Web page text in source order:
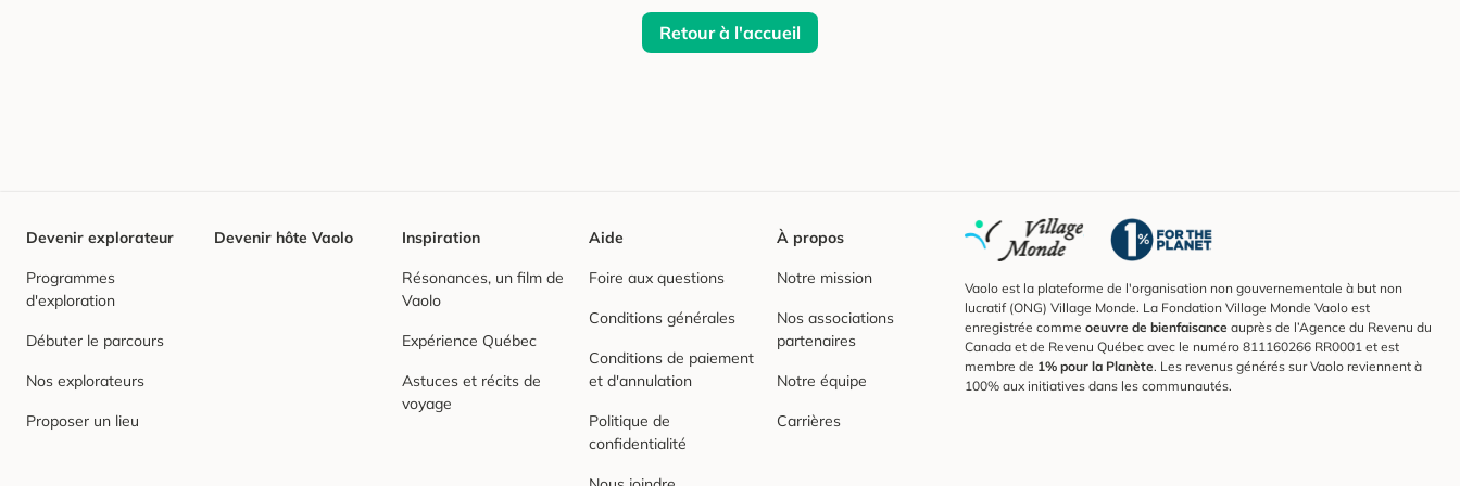
Retour à l'accueil
Devenir explorateur
Programmes
d'exploration
Débuter le parcours
Nos explorateurs
Proposer un lieu
Devenir hôte Vaolo Inspiration
Résonances, un film de
Vaolo
Expérience Québec
Astuces et récits de
voyage
Aide
Foire aux questions
Conditions générales
Conditions de paiement
et d'annulation
Politique de
confidentialité
À propos
Notre mission
Nos associations
partenaires
Notre équipe
Carrières
Vaolo est la plateforme de l'organisation non gouvernementale à but non
lucratif (ONG) Village Monde. La Fondation Village Monde Vaolo est
enregistrée comme oeuvre de bienfaisance auprès de l’Agence du Revenu du
Canada et de Revenu Québec avec le numéro 811160266 RR0001 et est
membre de 1% pour la Planète. Les revenus générés sur Vaolo reviennent à
100% aux initiatives dans les communautés.